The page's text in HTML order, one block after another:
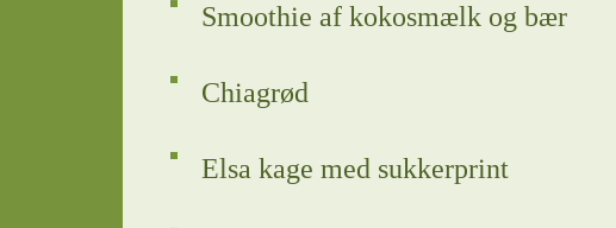
Smoothie af kokosmælk og bær
Chiagrød
Elsa kage med sukkerprint